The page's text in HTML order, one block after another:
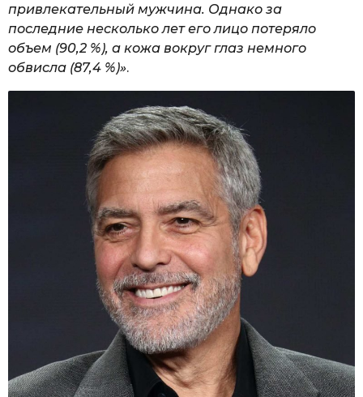
привлекательный мужчина. Однако за
последние несколько лет его лицо потеряло
объем (90,2 %), а кожа вокруг глаз немного
обвисла (87,4 %)».